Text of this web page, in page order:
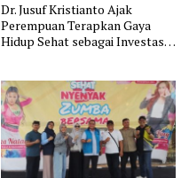
Dr. Jusuf Kristianto Ajak
Perempuan Terapkan Gaya
Hidup Sehat sebagai Investasi